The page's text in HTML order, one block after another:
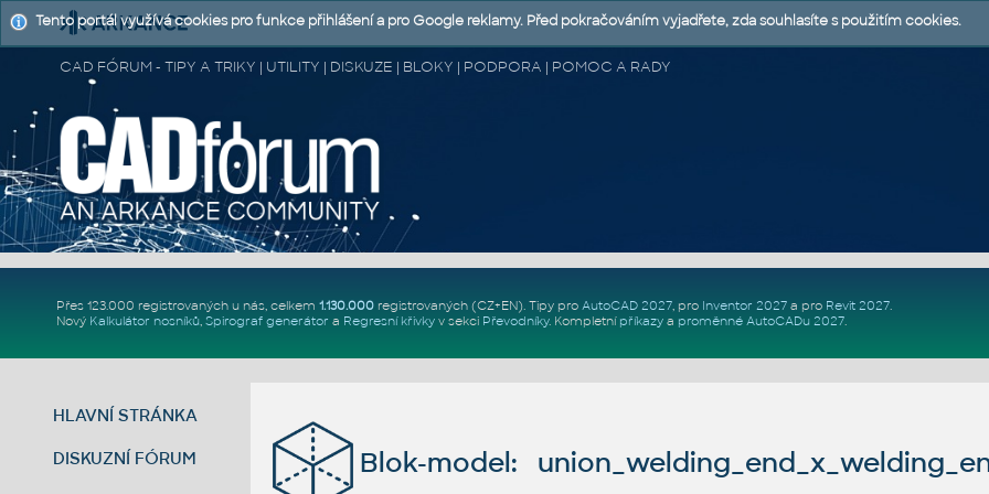
CAD FÓRUM - TIPY A TRIKY | UTILITY | DISKUZE | BLOKY | PODPORA | POMOC A RADY
Přes 123.000 registrovaných u nás, celkem 1.130.000registrovaných (CZ+EN). Tipy pro AutoCAD 2027, pro Inventor 2027a pro Revit 2027.
Nový Kalkulátor nosníků, Spirograf generátor a Regresní křivkyv sekci Převodníky. Kompletní příkazya proměnné AutoCADu 2027.
HLAVNÍ STRÁNKA
DISKUZNÍ FÓRUM Blok-model:
Tento portál využívá cookies pro funkce přihlášení a pro Google reklamy. Před pokračováním vyjadřete, zda souhlasíte s použitím cookies.